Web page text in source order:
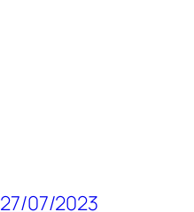
27/07/2023